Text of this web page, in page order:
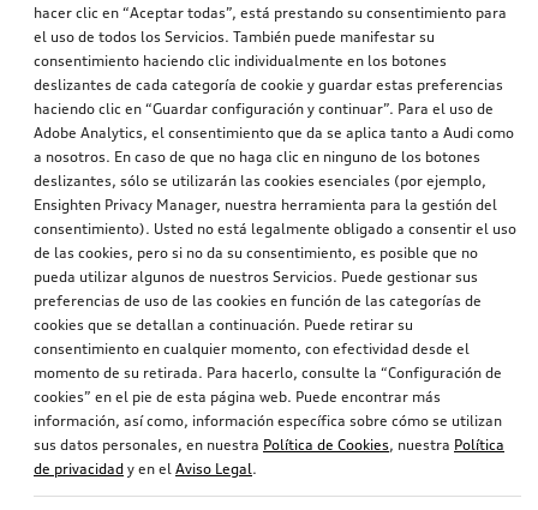
hacer clic en “Aceptar todas”, está prestando su consentimiento para
el uso de todos los Servicios. También puede manifestar su
consentimiento haciendo clic individualmente en los botones
deslizantes de cada categoría de cookie y guardar estas preferencias
haciendo clic en “Guardar configuración y continuar”. Para el uso de
Adobe Analytics, el consentimiento que da se aplica tanto a Audi como
a nosotros. En caso de que no haga clic en ninguno de los botones
deslizantes, sólo se utilizarán las cookies esenciales (por ejemplo,
Ensighten Privacy Manager, nuestra herramienta para la gestión del
consentimiento). Usted no está legalmente obligado a consentir el uso
de las cookies, pero si no da su consentimiento, es posible que no
pueda utilizar algunos de nuestros Servicios. Puede gestionar sus
preferencias de uso de las cookies en función de las categorías de
cookies que se detallan a continuación. Puede retirar su
consentimiento en cualquier momento, con efectividad desde el
momento de su retirada. Para hacerlo, consulte la “Configuración de
cookies” en el pie de esta página web. Puede encontrar más
información, así como, información específica sobre cómo se utilizan
sus datos personales, en nuestra Política de Cookies, nuestra Política
de privacidad y en el Aviso Legal.